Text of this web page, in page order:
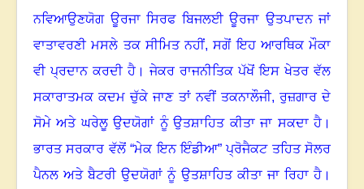
ਨਵਿਆਉਣਯੋਗ ਊਰਜਾ ਸਿਰਫ ਬਿਜਲਈ ਊਰਜਾ ਉਤਪਾਦਨ ਜਾਂ
ਵਾਤਾਵਰਣੀ ਮਸਲੇ ਤਕ ਸੀਮਿਤ ਨਹੀਂ,ਸਗੋਂ ਇਹ ਆਰਥਿਕ ਮੌਕਾ
ਵੀ ਪ੍ਰਦਾਨ ਕਰਦੀ ਹੈ ।ਜੇਕਰ ਰਾਜਨੀਤਿਕ ਪੱਖੋਂ ਇਸ ਖੇਤਰ ਵੱਲ
ਸਕਾਰਾਤਮਕ ਕਦਮ ਚੁੱਕੇ ਜਾਣ ਤਾਂ ਨਵੀਂ ਤਕਨਾਲੌਜੀ, ਰੁਜ਼ਗਾਰ ਦੇ
ਸੋਮੇ ਅਤੇ ਘਰੇਲੂ ਉਦਯੋਗਾਂ ਨੂੰ ਉਤਸ਼ਾਹਿਤ ਕੀਤਾ ਜਾ ਸਕਦਾ ਹੈ ।
ਭਾਰਤ ਸਰਕਾਰ ਵੱਲੋਂ“ਮੇਕ ਇਨ ਇੰਡੀਆ”ਪ੍ਰੋਜੈਕਟ ਤਹਿਤ ਸੋਲਰ
ਪੈਨਲ ਅਤੇ ਬੈਟਰੀ ਉਦਯੋਗਾਂ ਨੂੰ ਉਤਸ਼ਾਹਿਤ ਕੀਤਾ ਜਾ ਰਿਹਾ ਹੈ ।